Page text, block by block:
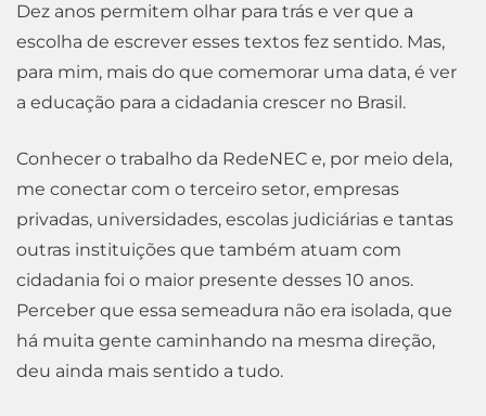
Dez anos permitem olhar para trás e ver que a
escolha de escrever esses textos fez sentido. Mas,
para mim, mais do que comemorar uma data, é ver
a educação para a cidadania crescer no Brasil.
Conhecer o trabalho da RedeNEC e, por meio dela,
me conectar com o terceiro setor, empresas
privadas, universidades, escolas judiciárias e tantas
outras instituições que também atuam com
cidadania foi o maior presente desses 10 anos.
Perceber que essa semeadura não era isolada, que
há muita gente caminhando na mesma direção,
deu ainda mais sentido a tudo.